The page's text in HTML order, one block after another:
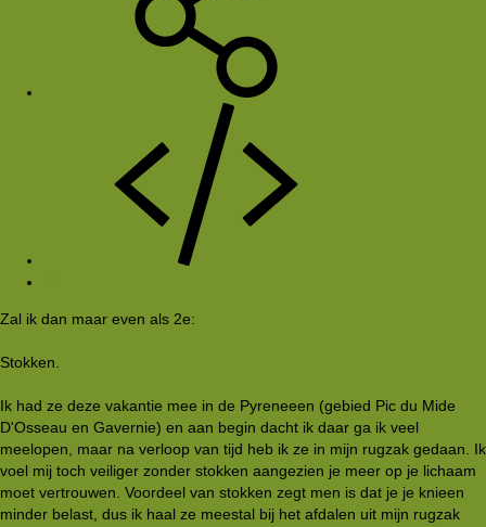
Zal ik dan maar even als 2e:
Stokken.
Ik had ze deze vakantie mee in de Pyreneeen (gebied Pic du Mide
D'Osseau en Gavernie) en aan begin dacht ik daar ga ik veel
meelopen, maar na verloop van tijd heb ik ze in mijn rugzak gedaan. Ik
voel mij toch veiliger zonder stokken aangezien je meer op je lichaam
moet vertrouwen. Voordeel van stokken zegt men is dat je je knieen
minder belast, dus ik haal ze meestal bij het afdalen uit mijn rugzak